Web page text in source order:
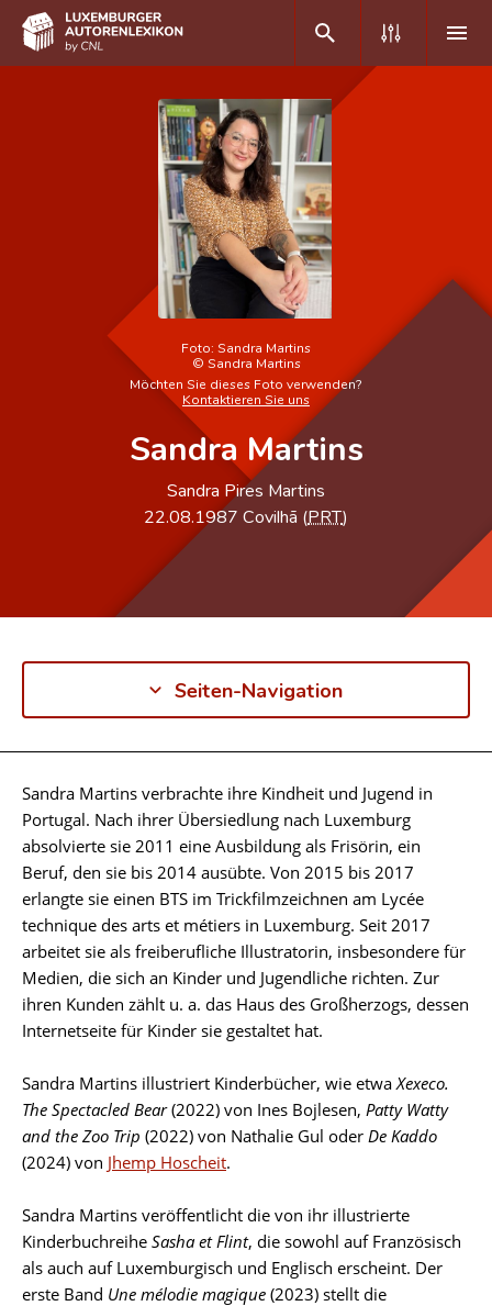
Autor(inn)en A-Z
Erweiterte Suche
Häufige Fragen und Antworten
Foto: Sandra Martins
© Sandra Martins
Möchten Sie dieses Foto verwenden?
Kontaktieren Sie uns
Sandra Martins
Sandra Pires Martins
22.08.1987 Covilhã (PRT)
Seiten-Navigation
Biographie
Sandra Martins verbrachte ihre Kindheit und Jugend in
Portugal. Nach ihrer Übersiedlung nach Luxemburg
absolvierte sie 2011 eine Ausbildung als Frisörin, ein
Beruf, den sie bis 2014 ausübte. Von 2015 bis 2017
erlangte sie einen BTS im Trickfilmzeichnen am Lycée
technique des arts et métiers in Luxemburg. Seit 2017
arbeitet sie als freiberufliche Illustratorin, insbesondere für
Medien, die sich an Kinder und Jugendliche richten. Zur
ihren Kunden zählt u. a. das Haus des Großherzogs, dessen
Internetseite für Kinder sie gestaltet hat.
Sandra Martins illustriert Kinderbücher, wie etwaXexeco.
The Spectacled Bear(2022) von Ines Bojlesen, Patty Watty
and the Zoo Trip (2022) von Nathalie Gul oder De Kaddo
(2024) von Jhemp Hoscheit.
Sandra Martins veröffentlicht die von ihr illustrierte
Kinderbuchreihe Sasha et Flint, die sowohl auf Französisch
als auch auf Luxemburgisch und Englisch erscheint. Der
erste Band Une mélodie magique (2023) stellt die